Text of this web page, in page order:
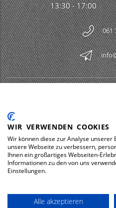
13:30 - 17:00
061
LEGAL
DOWNLOADS
WIR VERWENDEN COOKIES
Wir können diese zur Analyse
unsere Webseite zu verbessern,
Ihnen ein großartiges Webseiten-
Informationen zu den von uns
Einstellungen.
Alle akzeptieren